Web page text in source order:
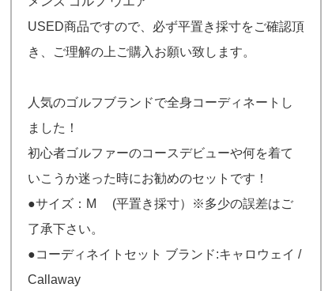
USED商品ですので、必ず平置き採寸をご確認頂
き、ご理解の上ご購入お願い致します。
人気のゴルフブランドで全身コーディネートし
ました！
初心者ゴルファーのコースデビューや何を着て
いこうか迷った時にお勧めのセットです！
●サイズ：M (平置き採寸）※多少の誤差はご
了承下さい。
●コーディネイトセット ブランド:キャロウェイ /
Callaway